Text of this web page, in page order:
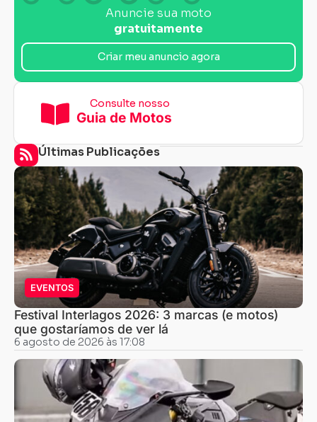
Anuncie sua moto
gratuitamente
Criar meu anuncio agora
Consulte nosso
Guia de Motos
Últimas Publicações
EVENTOS
Festival Interlagos 2026: 3 marcas (e motos)
que gostaríamos de ver lá
6 agosto de 2026 às 17:08